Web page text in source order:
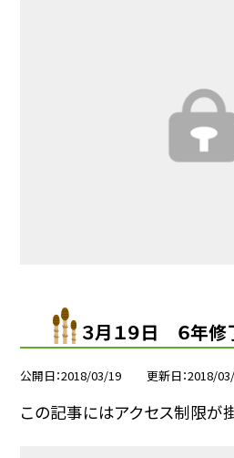
３月１９日 ６年修
公開日 2018/03/19 更新日 2018/
この記事にはアクセス制限が